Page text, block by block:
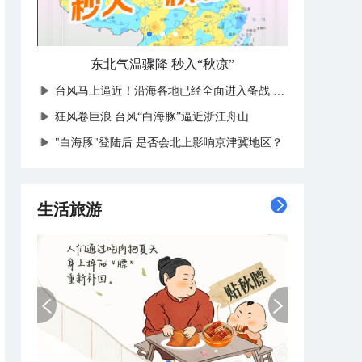
东北气温骤降 秒入“秋凉”
台风马上逼近！沿海各地已经全面进入备战状态
狂风卷巨浪 台风“白海豚”逼近浙江舟山
"白海豚"登陆后 是否会北上影响京津冀地区？
生活旅游